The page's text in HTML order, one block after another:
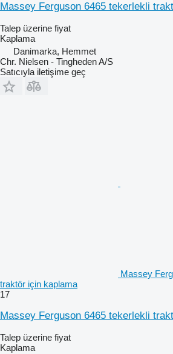
Massey Ferguson 6465 tekerlekli
Talep üzerine fiyat
Kaplama
Danimarka, Hemmet
Chr. Nielsen - Tingheden A/S
Satıcıyla iletişime geç
Massey
traktör için kaplama
17
Massey Ferguson 6465 tekerlekli
Talep üzerine fiyat
Kaplama